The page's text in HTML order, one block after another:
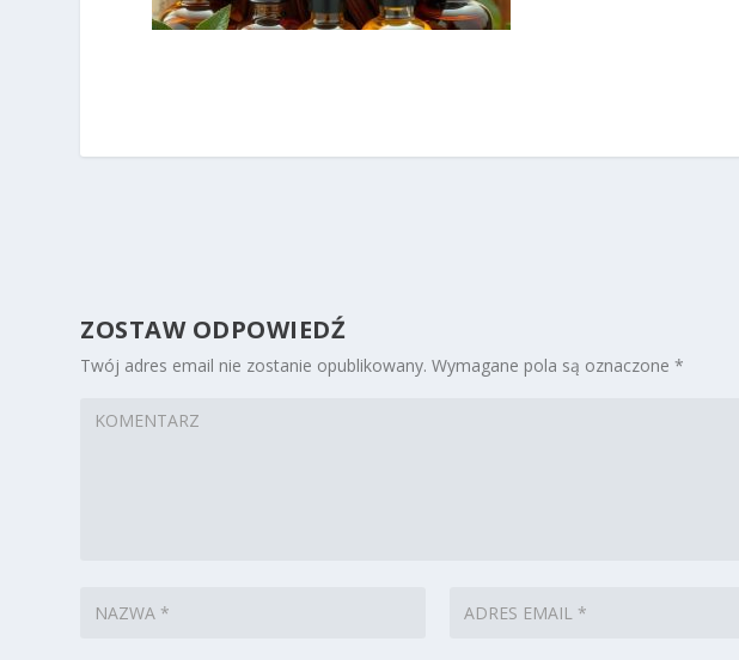
ZOSTAW ODPOWIEDŹ
Twój adres email nie zostanie opublikowany. Wymagane pola są oznaczone*